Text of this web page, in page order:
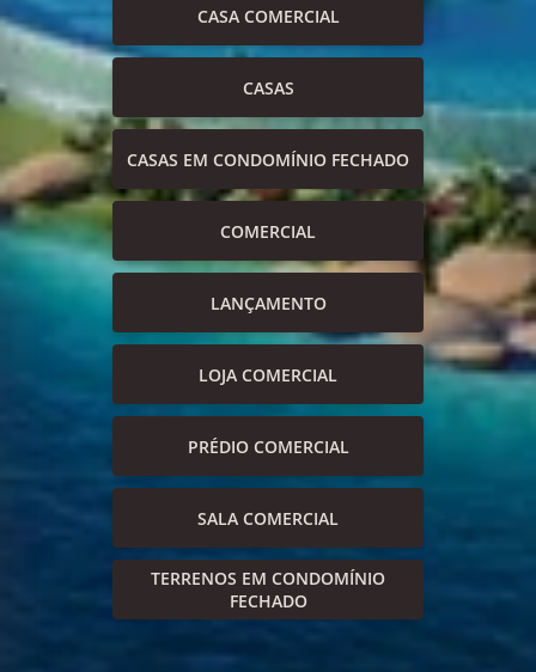
CASA COMERCIAL
CASAS
CASAS EM CONDOMÍNIO FECHADO
COMERCIAL
LANÇAMENTO
LOJA COMERCIAL
PRÉDIO COMERCIAL
SALA COMERCIAL
TERRENOS EM CONDOMÍNIO
FECHADO